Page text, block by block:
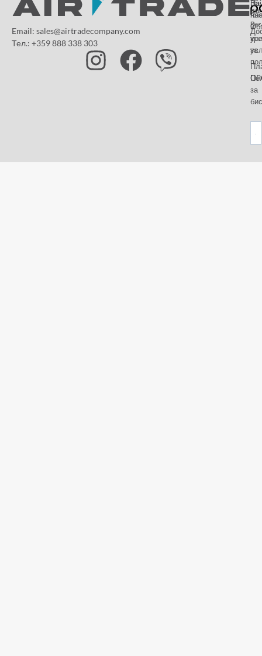
Email: sales@airtradecompany.com
Тел.: +359 888 338 303
За
нас
и
за
за